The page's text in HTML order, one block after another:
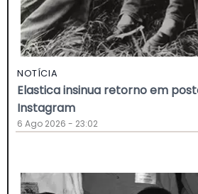
NOTÍCIA
Elastica insinua retorno em
Instagram
6 Ago 2026 - 23:02